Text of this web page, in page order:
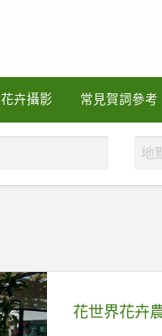
花卉攝影 常見賀詞參考